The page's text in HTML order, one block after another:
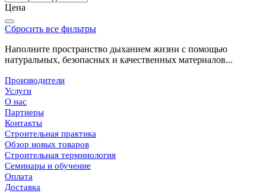
Цена
Сбросить все фильтры
Наполните пространство дыханием жизни с помощью
натуральных, безопасных и качественных материалов...
Производители
Услуги
О нас
Партнеры
Контакты
Строительная практика
Обзор новых товаров
Строительная терминология
Семинары и обучение
Оплата
Доставка